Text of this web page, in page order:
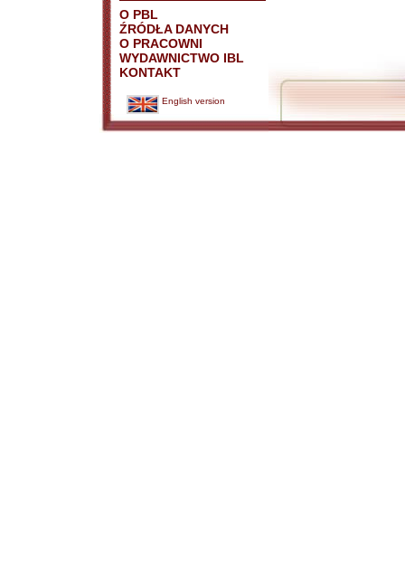
O PBL
ŹRÓDŁA DANYCH
O PRACOWNI
WYDAWNICTWO IBL
KONTAKT
English version